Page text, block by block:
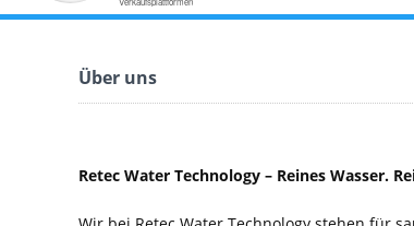
Über uns
Retec Water Technology – Reines Wasser.